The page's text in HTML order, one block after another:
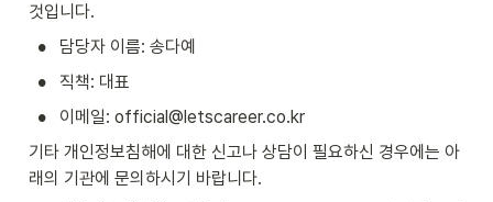
것입니다.
• 담당자 이름: 송다예
• 직책: 대표
•
이메일: official@letscareer.co.kr
기타 개인정보침해에 대한 신고나 상담이 필요하신 경우에는 아
래의 기관에 문의하시기 바랍니다.